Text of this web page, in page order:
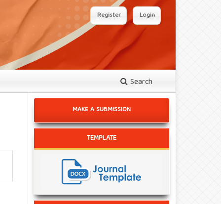
Search
Register Login
MAKE A SUBMISSION
TEMPLATE